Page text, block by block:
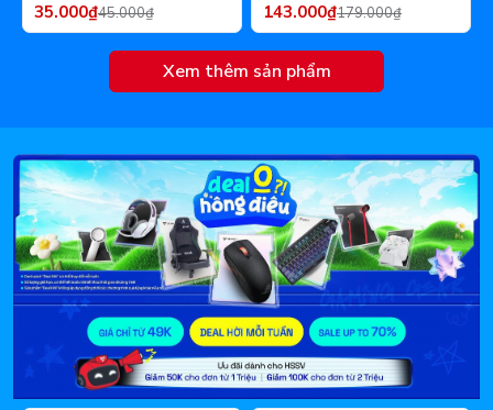
35.000₫45.000₫ 143.000₫179.000₫
Xem thêm sản phẩm